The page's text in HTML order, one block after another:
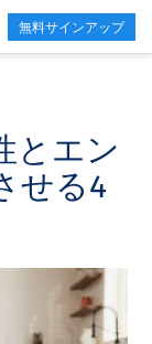
無料サインアップ
とエン
せる4